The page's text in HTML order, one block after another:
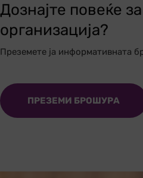
Дознајте повеќе
организација?
Преземете ја информативната
ПРЕЗЕМИ БРОШУРА